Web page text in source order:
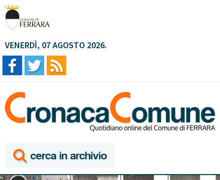
VENERDÌ, 07 AGOSTO 2026.